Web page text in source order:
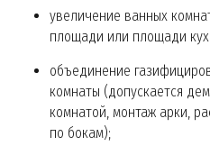
увеличение ванных
площади или площади
объединение
комнаты (допускается
комнатой, монтаж арки,
по бокам);